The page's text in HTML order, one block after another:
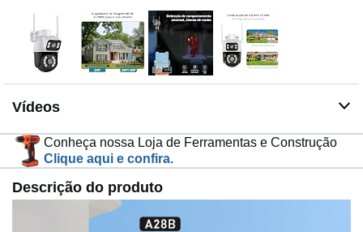
Nossa câmera de alta definição adota tecnologia de
detecção humana inteligente AI, que reconhece as
características do corpo humano quando se movimenta
na detecção da câmera e filtra outras informações que
não são humanas, evitando efetivamente a taxa de
alarme falso, e grava um vídeo de alarme de 10
segundos quando detecta alterações na tela ou quando
▶【Intercomunicador de voz bidirecional】: Nossa
câmera de alta definição tem microfone e alto-falante
integrados que possibilita intercomunicação de voz
bidirecional. Isso permite que você se comunique
remotamente com visitantes externos através do
aplicativo móvel, A maior distância é de 5 metros
Vídeos
Conheça nossa Loja de Ferramentas e Construção
Clique aqui e confira.
Descrição do produto